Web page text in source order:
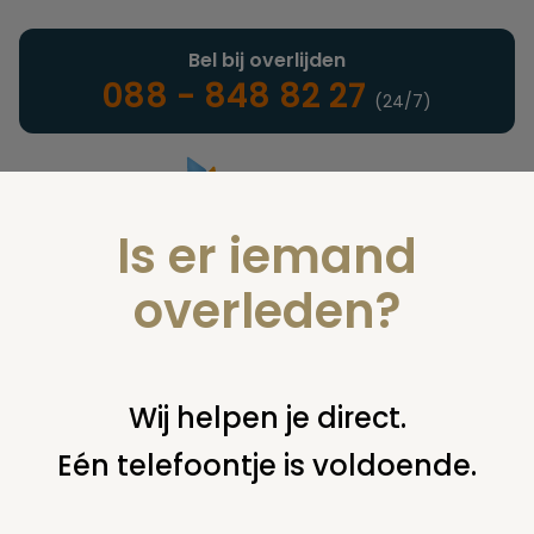
Landelijke uitvaartonderneming
Bel bij overlijden
088 - 848 82 27 (24/7)
U bent hier: home juridisch begraven graf overschrijven
overschrijven grafrecht (rechtsgeldig?)
Is er iemand
overleden?
Wij helpen je direct.
Eén telefoontje is voldoende.